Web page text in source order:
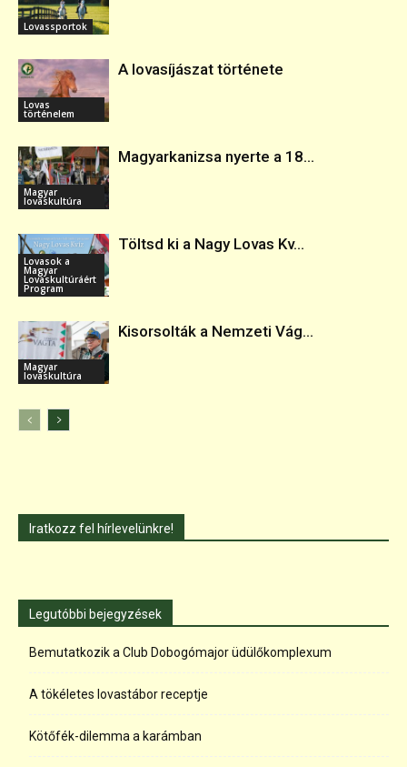
Lovassportok
Lovas
történelem
A lovasíjászat története
Magyar
lovaskultúra
Magyarkanizsa nyerte a 18...
Lovasok a
Magyar
Lovaskultúráért
Program
Töltsd ki a Nagy Lovas Kv...
Magyar
lovaskultúra
Kisorsolták a Nemzeti Vág...
Iratkozz fel hírlevelünkre!
Legutóbbi bejegyzések
Bemutatkozik a Club Dobogómajor üdülőkomplexum
A tökéletes lovastábor receptje
Kötőfék-dilemma a karámban